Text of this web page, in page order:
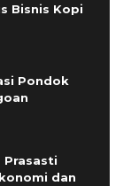
Bisnis Kopi
Pondok
Prasasti
dan